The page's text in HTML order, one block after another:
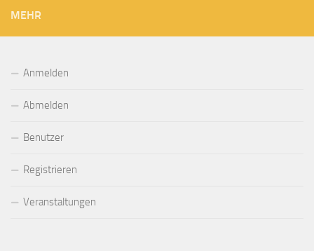
MEHR
Anmelden
Abmelden
Benutzer
Registrieren
Veranstaltungen